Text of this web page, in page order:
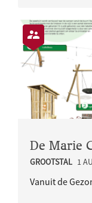
GROOTSTAL 1